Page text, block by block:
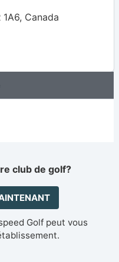
1A6, Canada
club de golf?
Golf peut vous